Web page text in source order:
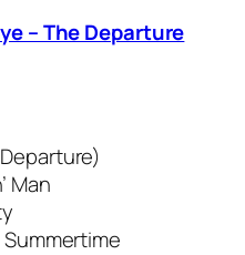
– The Departure
Man
Summertime